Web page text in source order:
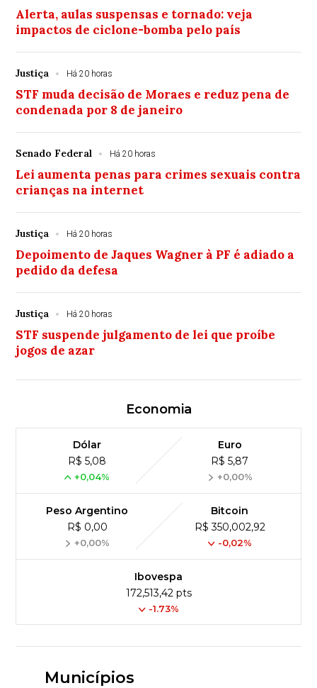
Alerta, aulas suspensas e tornado: veja
impactos de ciclone-bomba pelo país
Justiça Há 20 horas
STF muda decisão de Moraes e reduz pena de
condenada por 8 de janeiro
Senado Federal Há 20 horas
Lei aumenta penas para crimes sexuais contra
crianças na internet
Justiça Há 20 horas
Depoimento de Jaques Wagner à PF é adiado a
pedido da defesa
Justiça Há 20 horas
STF suspende julgamento de lei que proíbe
jogos de azar
Economia
Dólar
R$ 5,08
+0,04%
Euro
R$ 5,87
+0,00%
Peso Argentino
R$ 0,00
+0,00%
Bitcoin
R$ 350,002,92
-0,02%
Ibovespa
172,513,42 pts
-1.73%
Municípios